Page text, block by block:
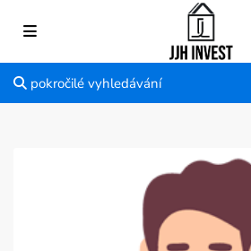
pokročilé vyhledávání